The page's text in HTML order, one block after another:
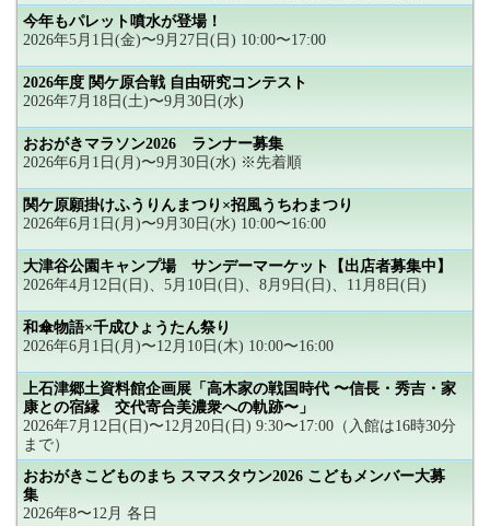
今年もパレット噴水が登場！
2026年5月1日(金)〜9月27日(日) 10:00〜17:00
2026年度 関ケ原合戦 自由研究コンテスト
2026年7月18日(土)〜9月30日(水)
おおがきマラソン2026 ランナー募集
2026年6月1日(月)〜9月30日(水) ※先着順
関ケ原願掛けふうりんまつり×招風うちわまつり
2026年6月1日(月)〜9月30日(水) 10:00〜16:00
大津谷公園キャンプ場 サンデーマーケット【出店者募集中】
2026年4月12日(日)、5月10日(日)、8月9日(日)、11月8日(日)
和傘物語×千成ひょうたん祭り
2026年6月1日(月)〜12月10日(木) 10:00〜16:00
上石津郷土資料館企画展「高木家の戦国時代 〜信長・秀吉・家
康との宿縁 交代寄合美濃衆への軌跡〜」
2026年7月12日(日)〜12月20日(日) 9:30〜17:00（入館は16時30分
まで）
おおがきこどものまち スマスタウン2026 こどもメンバー大募
集
2026年8〜12月 各日